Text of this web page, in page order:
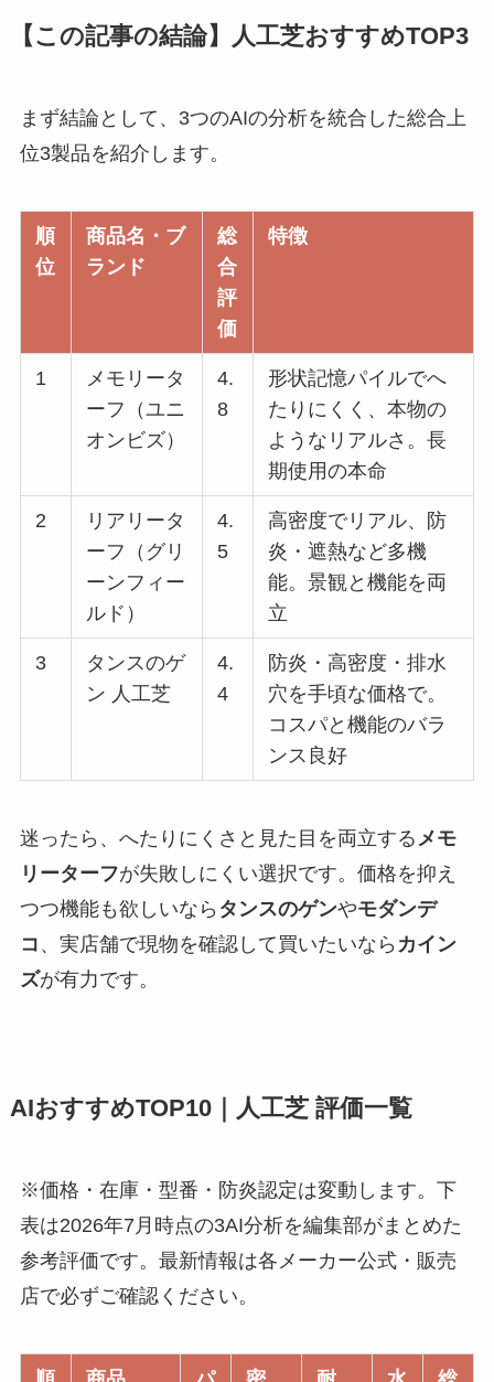
【この記事の結論】人工芝おすすめTOP3
まず結論として、3つのAIの分析を統合した総合上
位3製品を紹介します。
順
位
商品名・ブ
ランド
総
合
評
価
特徴
1
メモリータ
ーフ（ユニ
オンビズ）
4.
8
形状記憶パイルでへ
たりにくく、本物の
ようなリアルさ。長
期使用の本命
2
リアリータ
ーフ（グリ
ーンフィー
ルド）
4.
5
高密度でリアル、防
炎・遮熱など多機
能。景観と機能を両
立
3
タンスのゲ
ン 人工芝
4.
4
防炎・高密度・排水
穴を手頃な価格で。
コスパと機能のバラ
ンス良好
迷ったら、へたりにくさと見た目を両立する メモ
リーターフが失敗しにくい選択です。価格を抑え
つつ機能も欲しいなら タンスのゲンやモダンデ
コ 、実店舗で現物を確認して買いたいなら カイン
ズが有力です。
AIおすすめTOP10｜人工芝 評価一覧
※価格・在庫・型番・防炎認定は変動します。下
表は2026年7月時点の3AI分析を編集部がまとめた
参考評価です。最新情報は各メーカー公式・販売
店で必ずご確認ください。